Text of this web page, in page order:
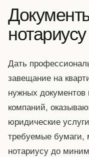
нотариусу
Дать
завещание на
нужных
компаний,
юридические
требуемые бумаги,
нотариусу до